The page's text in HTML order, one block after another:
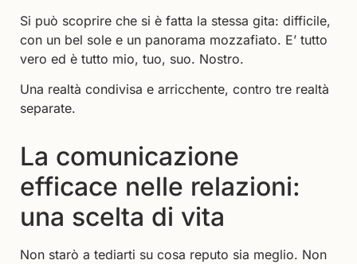
Si può scoprire che si è fatta la stessa gita: difficile,
con un bel sole e un panorama mozzafiato. E’ tutto
vero ed è tutto mio, tuo, suo. Nostro.
Una realtà condivisa e arricchente, contro tre realtà
separate.
La comunicazione
efficace nelle relazioni:
una scelta di vita
Non starò a tediarti su cosa reputo sia meglio. Non